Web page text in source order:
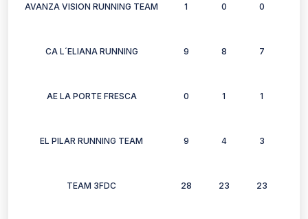
AVANZA VISION RUNNING TEAM 1 0 0
CA L´ELIANA RUNNING 9 8 7
AE LA PORTE FRESCA 0 1 1
EL PILAR RUNNING TEAM 9 4 3
TEAM 3FDC 28 23 23